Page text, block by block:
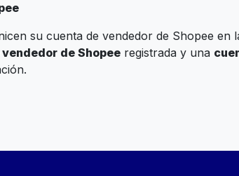
su cuenta de vendedor de Shopee en
de Shopee registrada y una